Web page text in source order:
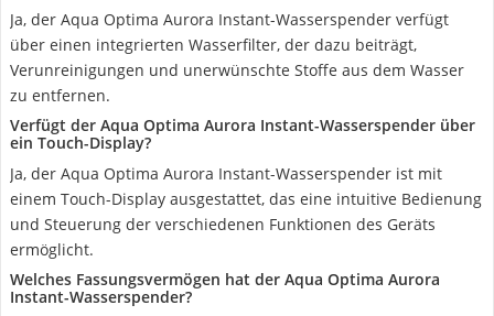
Ja, der Aqua Optima Aurora Instant-Wasserspender verfügt
über einen integrierten Wasserfilter, der dazu beiträgt,
Verunreinigungen und unerwünschte Stoffe aus dem Wasser
zu entfernen.
Verfügt der Aqua Optima Aurora Instant-Wasserspender über
ein Touch-Display?
Ja, der Aqua Optima Aurora Instant-Wasserspender ist mit
einem Touch-Display ausgestattet, das eine intuitive Bedienung
und Steuerung der verschiedenen Funktionen des Geräts
ermöglicht.
Welches Fassungsvermögen hat der Aqua Optima Aurora
Instant-Wasserspender?